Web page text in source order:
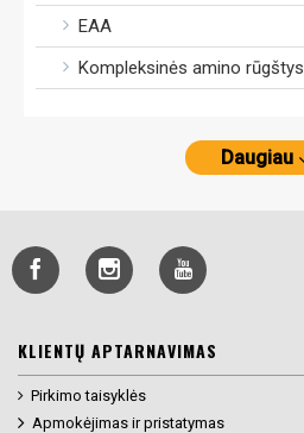
EAA
Kompleksinės amino rūgštys
Daugiau
KLIENTŲ APTARNAVIMAS
Pirkimo taisyklės
Apmokėjimas ir pristatymas